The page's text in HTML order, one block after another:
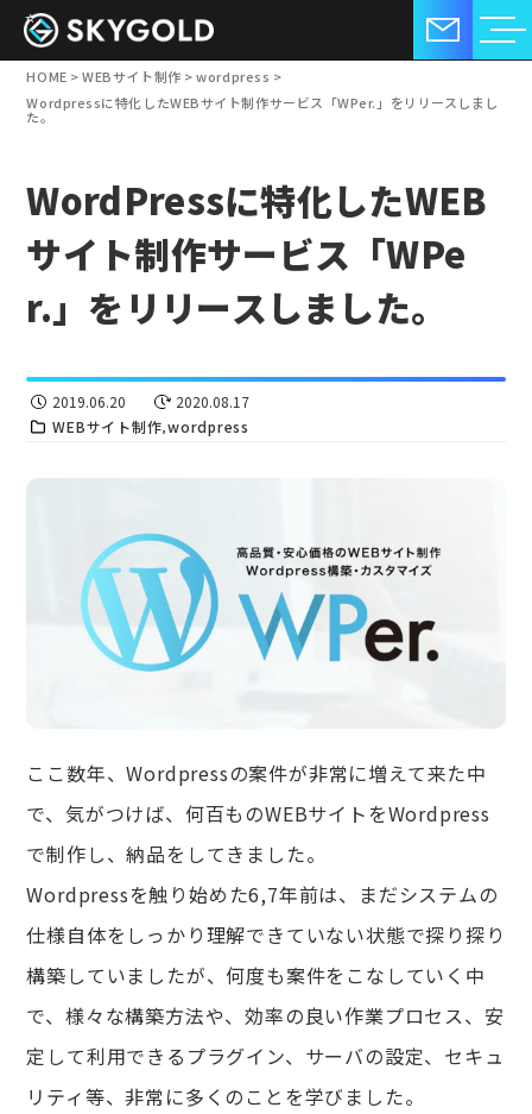
HOME >WEBサイト制作 >wordpress >
Wordpressに特化したWEBサイト制作サービス「WPer.」をリリースしまし
た。
WordPressに特化したWEB
サイト制作サービス「WPe
r.」をリリースしました。
2019.06.20
2020.08.17
WEBサイト制作,wordpress
ここ数年、Wordpressの案件が非常に増えて来た中
で、気がつけば、何百ものWEBサイトをWordpress
で制作し、納品をしてきました。
Wordpressを触り始めた6,7年前は、まだシステムの
仕様自体をしっかり理解できていない状態で探り探り
構築していましたが、何度も案件をこなしていく中
で、様々な構築方法や、効率の良い作業プロセス、安
定して利用できるプラグイン、サーバの設定、セキュ
リティ等、非常に多くのことを学びました。